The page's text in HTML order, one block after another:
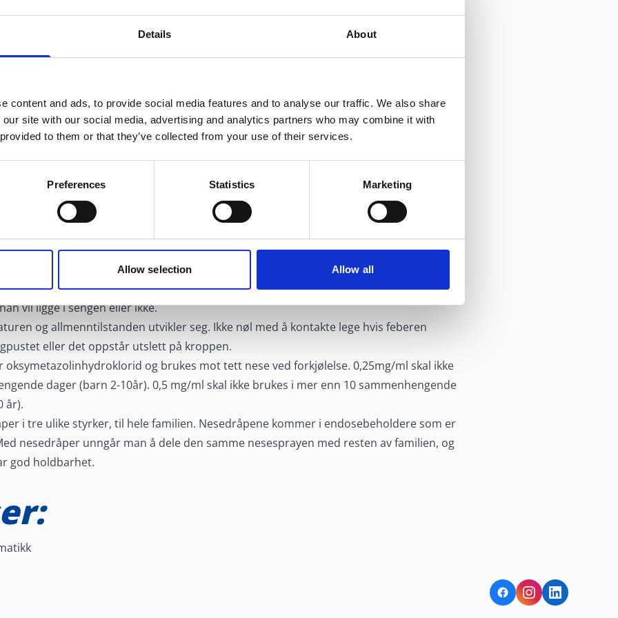
Details About
content and ads, to provide social media features and to analyse our traffic. We also share
site with our social media, advertising and analytics partners who may combine it with
to them or that they’ve collected from your use of their services.
Preferences Statistics Marketing
Allow selection Allow all
Kald drikke virker lindrende på halssmertene. Dersom barnet ikke vil spise, kan du
for barn, som kan gjøre godt når halsen er vond.
[lenke til artikkel]
forsvarsmekanisme mot infeksjoner. Mange virus, blant annet forkjølelsesvirus,
feber kan føre til uttørring.
og senk romtemperaturen.
vil ligge i sengen eller ikke.
og allmenntilstanden utvikler seg. Ikke nøl med å kontakte lege hvis feberen
eller det oppstår utslett på kroppen.
oksymetazolinhydroklorid og brukes mot tett nese ved forkjølelse. 0,25mg/ml skal ikke
dager (barn 2-10år). 0,5 mg/ml skal ikke brukes i mer enn 10 sammenhengende
år).
i tre ulike styrker, til hele familien. Nesedråpene kommer i endosebeholdere som er
nesedråper unngår man å dele den samme nesesprayen med resten av familien, og
god holdbarhet.